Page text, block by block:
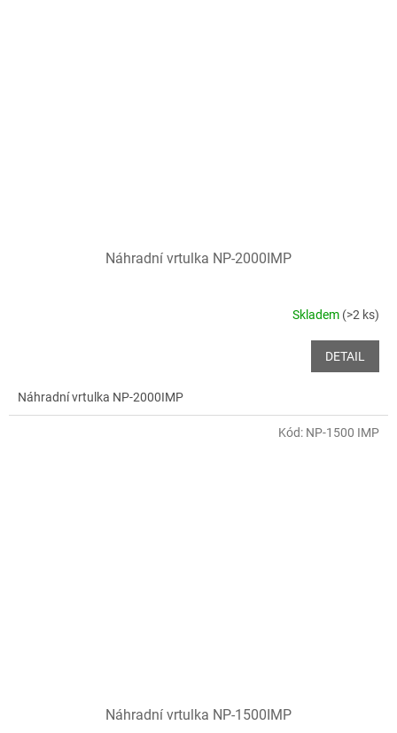
Náhradní vrtulka NP-2000IMP
Skladem (>2 ks)
DETAIL
Náhradní vrtulka NP-2000IMP
Náhradní vrtulka NP-1500IMP
Kód: NP-1500 IMP